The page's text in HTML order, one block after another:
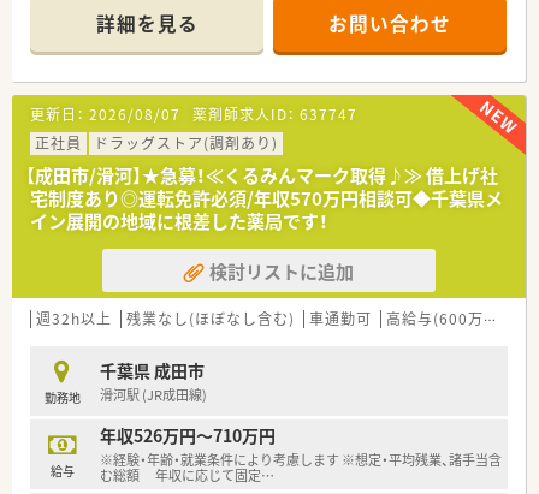
■人事制度や福利厚生が充実しておりますのでライフプランに
合わせたご就業が可能です。
■全店舗に錠剤監査システム・音声入力システム・監査システム
導入し、機械化をはかり薬剤師に求められる対人業務に注力して
おります。
■売り上げも年々上昇し経営的にもしっかりしているので、長く
お勤めされたい方に特にお勧めです！
■今後ドラッグストアでのキャリアを目指す方には最適な職場
です。
■OTC販売もあるため、接客業務に積極的に取り組んでいただけ
る方大歓迎です。
■10％社割制度あり！お買い物にも便利♪
詳細を見る お問い合わせ
更新日： 2026/08/07 薬剤師求人ID： 637747
正社員
ドラッグストア(調剤あり)
【成田市/滑河】★急募！≪くるみんマーク取得♪≫ 借上げ社
宅制度あり◎運転免許必須/年収570万円相談可◆千葉県メ
イン展開の地域に根差した薬局です！
検討リストに追加
週32h以上 残業なし(ほぼなし含む) 車通勤可 高給与(600万円以上)
勤務地
千葉県 成田市
滑河駅 (JR成田線)
給与
年収526万円～710万円
※経験・年齢・就業条件により考慮します ※想定・平均残業、諸手当含
む総額 年収に応じて固定…